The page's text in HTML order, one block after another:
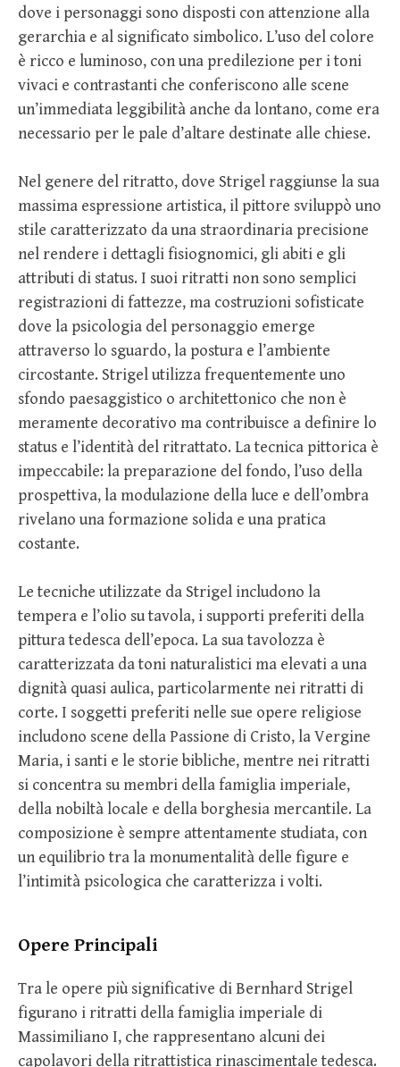
dove i personaggi sono disposti con attenzione alla
gerarchia e al significato simbolico. L’uso del colore
è ricco e luminoso, con una predilezione per i toni
vivaci e contrastanti che conferiscono alle scene
un’immediata leggibilità anche da lontano, come era
necessario per le pale d’altare destinate alle chiese.
Nel genere del ritratto, dove Strigel raggiunse la sua
massima espressione artistica, il pittore sviluppò uno
stile caratterizzato da una straordinaria precisione
nel rendere i dettagli fisiognomici, gli abiti e gli
attributi di status. I suoi ritratti non sono semplici
registrazioni di fattezze, ma costruzioni sofisticate
dove la psicologia del personaggio emerge
attraverso lo sguardo, la postura e l’ambiente
circostante. Strigel utilizza frequentemente uno
sfondo paesaggistico o architettonico che non è
meramente decorativo ma contribuisce a definire lo
status e l’identità del ritrattato. La tecnica pittorica è
impeccabile: la preparazione del fondo, l’uso della
prospettiva, la modulazione della luce e dell’ombra
rivelano una formazione solida e una pratica
costante.
Le tecniche utilizzate da Strigel includono la
tempera e l’olio su tavola, i supporti preferiti della
pittura tedesca dell’epoca. La sua tavolozza è
caratterizzata da toni naturalistici ma elevati a una
dignità quasi aulica, particolarmente nei ritratti di
corte. I soggetti preferiti nelle sue opere religiose
includono scene della Passione di Cristo, la Vergine
Maria, i santi e le storie bibliche, mentre nei ritratti
si concentra su membri della famiglia imperiale,
della nobiltà locale e della borghesia mercantile. La
composizione è sempre attentamente studiata, con
un equilibrio tra la monumentalità delle figure e
l’intimità psicologica che caratterizza i volti.
Opere Principali
Tra le opere più significative di Bernhard Strigel
figurano i ritratti della famiglia imperiale di
Massimiliano I, che rappresentano alcuni dei
capolavori della ritrattistica rinascimentale tedesca.